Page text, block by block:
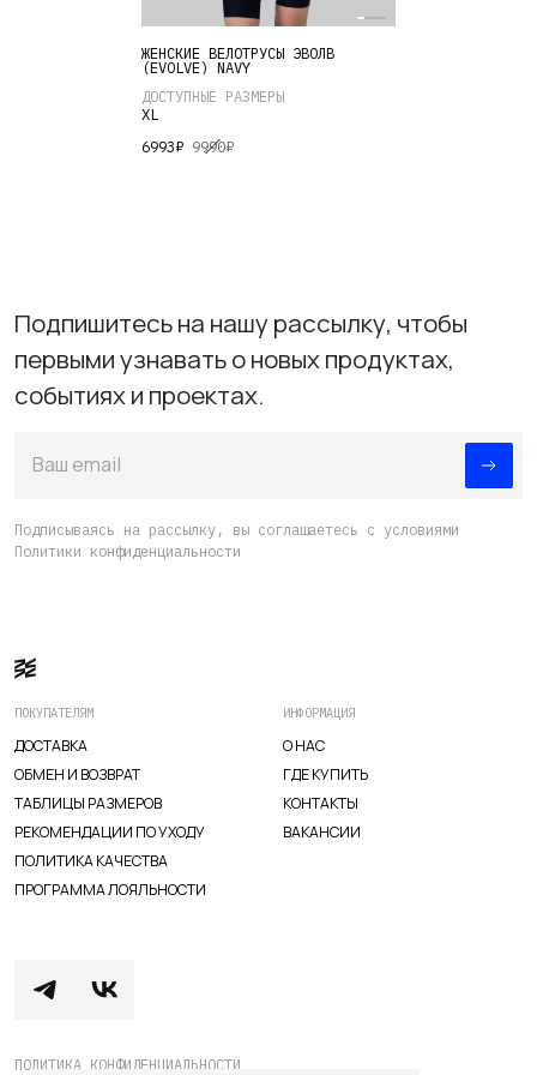
товар
имеет
несколько
вариаций.
товара.
ЖЕНСКИЕ ВЕЛОТРУСЫ ЭВОЛВ
(EVOLVE) NAVY
ДОСТУПНЫЕ РАЗМЕРЫ
XL
6993₽ 9990₽
ПОКУПАТЕЛЯМ
ДОСТАВКА
ОБМЕН И ВОЗВРАТ
ТАБЛИЦЫ РАЗМЕРОВ
РЕКОМЕНДАЦИИ ПО УХОДУ
ПОЛИТИКА КАЧЕСТВА
ПРОГРАММА ЛОЯЛЬНОСТИ
ИНФОРМАЦИЯ
О НАС
ГДЕ КУПИТЬ
КОНТАКТЫ
ВАКАНСИИ
Подпишитесь на нашу рассылку, чтобы
первыми узнавать о новых продуктах,
событиях и проектах.
Ваш email
Подписываясь на рассылку, вы соглашаетесь с условиями
Политики конфиденциальности
ПОЛИТИКА КОНФИДЕНЦИАЛЬНОСТИ